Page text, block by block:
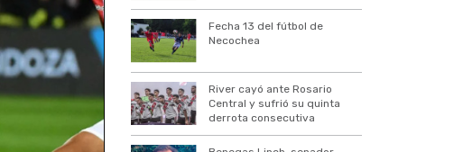
Fecha 13 del fútbol de
Necochea
River cayó ante Rosario
Central y sufrió su quinta
derrota consecutiva